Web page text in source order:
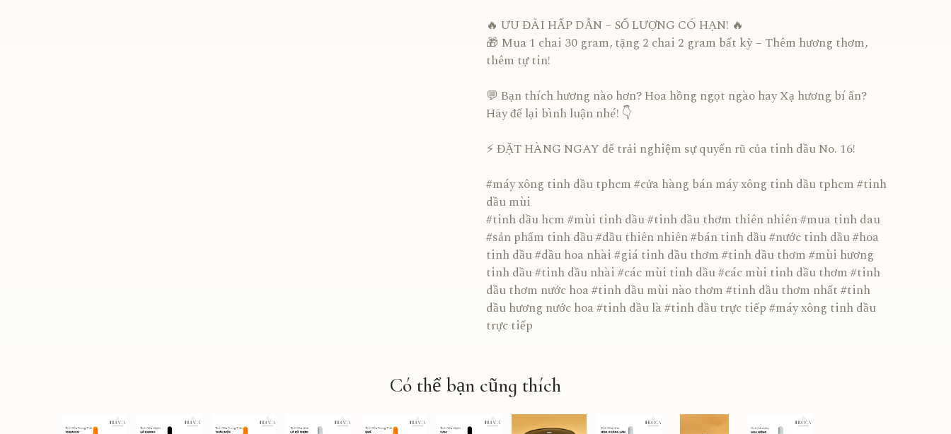
🔥 ƯU ĐÃI HẤP DẪN – SỐ LƯỢNG CÓ HẠN! 🔥
🎁 Mua 1 chai 30 gram, tặng 2 chai 2 gram bất kỳ – Thêm hương thơm,
thêm tự tin!
💬 Bạn thích hương nào hơn? Hoa hồng ngọt ngào hay Xạ hương bí ẩn?
Hãy để lại bình luận nhé! 👇
⚡ ĐẶT HÀNG NGAY để trải nghiệm sự quyến rũ của tinh dầu No. 16!
#máy xông tinh dầu tphcm #cửa hàng bán máy xông tinh dầu tphcm #tinh
dầu mùi
#tinh dầu hcm #mùi tinh dầu #tinh dầu thơm thiên nhiên #mua tinh dau
#sản phẩm tinh dầu #dầu thiên nhiên #bán tinh dầu #nước tinh dầu #hoa
tinh dầu #dầu hoa nhài #giá tinh dầu thơm #tinh dầu thơm #mùi hương
tinh dầu #tinh dầu nhài #các mùi tinh dầu #các mùi tinh dầu thơm #tinh
dầu thơm nước hoa #tinh dầu mùi nào thơm #tinh dầu thơm nhất #tinh
dầu hương nước hoa #tinh dầu là #tinh dầu trực tiếp #máy xông tinh dầu
trực tiếp
Có thể bạn cũng thích